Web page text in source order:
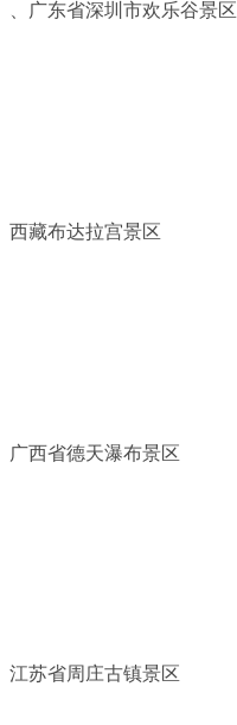
、广东省深圳市欢乐谷景区
西藏布达拉宫景区
广西省德天瀑布景区
江苏省周庄古镇景区